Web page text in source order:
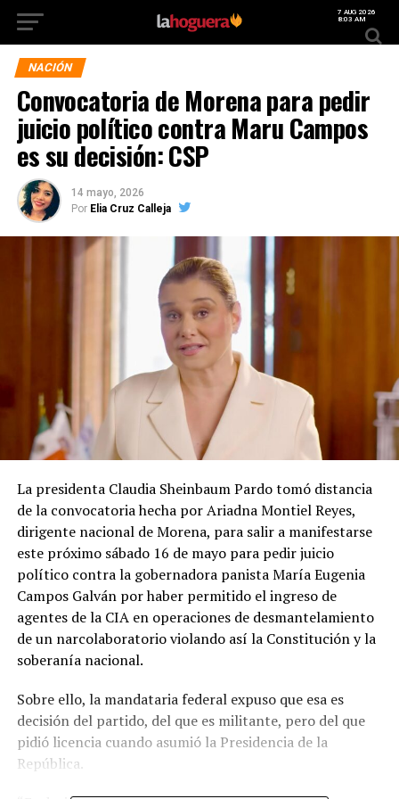
7 AUG 2026
8:03 AM
NACIÓN
Convocatoria de Morena para pedir
juicio político contra Maru Campos
es su decisión: CSP
14 mayo, 2026
Por Elia Cruz Calleja
La presidenta Claudia Sheinbaum Pardo tomó distancia
de la convocatoria hecha por Ariadna Montiel Reyes,
dirigente nacional de Morena, para salir a manifestarse
este próximo sábado 16 de mayo para pedir juicio
político contra la gobernadora panista María Eugenia
Campos Galván por haber permitido el ingreso de
agentes de la CIA en operaciones de desmantelamiento
de un narcolaboratorio violando así la Constitución y la
soberanía nacional.
Sobre ello, la mandataria federal expuso que esa es
decisión del partido, del que es militante, pero del que
pidió licencia cuando asumió la Presidencia de la
República.